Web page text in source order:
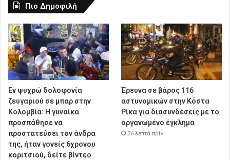
Πιο Δημοφιλή
Εν ψυχρώ δολοφονία
ζευγαριού σε μπαρ στην
Κολομβία: Η γυναίκα
προσπάθησε να
προστατεύσει τον άνδρα
της, ήταν γονείς 6χρονου
κοριτσιού, δείτε βίντεο
Έρευνα σε βάρος 116
αστυνομικών στην Κόστα
Ρίκα για διασυνδέσεις με το
οργανωμένο έγκλημα
36 λεπτά πρίν